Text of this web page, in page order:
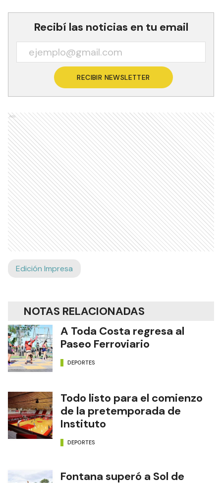
Recibí las noticias en tu email
RECIBIR NEWSLETTER
Ads
Edición Impresa
NOTAS RELACIONADAS
A Toda Costa regresa al
Paseo Ferroviario
DEPORTES
Todo listo para el comienzo
de la pretemporada de
Instituto
DEPORTES
Fontana superó a Sol de